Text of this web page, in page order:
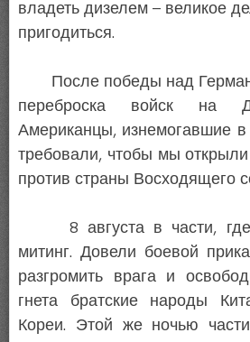
владеть дизелем – великое
пригодиться.
После победы над
переброска войск на
Американцы, изнемогавшие
требовали, чтобы мы
против страны Восходящего
8 августа в части, где
митинг. Довели боевой
разгромить врага и
гнета братские народы
Кореи. Этой же ночью